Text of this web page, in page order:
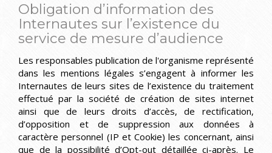
Obligation d’information des
Internautes sur l’existence du
service de mesure d’audience
Les responsables publication de l'organisme représenté
dans les mentions légales s’engagent à informer les
Internautes de leurs sites de l’existence du traitement
effectué par la société de création de sites internet
ainsi que de leurs droits d’accès, de rectification,
d’opposition et de suppression aux données à
caractère personnel (IP et Cookie) les concernant, ainsi
que de la possibilité d’Opt-out détaillée ci-après. Le